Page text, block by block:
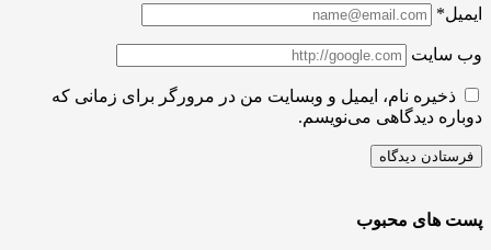
ذخیره نام، ایمیل و وبسایت من در مرورگر برای زمانی که
دیدگاهی می‌نویسم.
های محبوب